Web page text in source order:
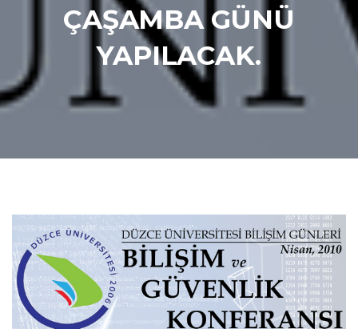
ÇAŞAMBA GÜNÜ
YAPILACAK.